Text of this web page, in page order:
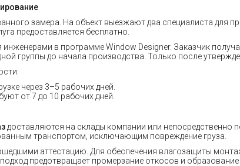
замера. На объект выезжают два специалиста для
предоставляется бесплатно.
в программе Window Designer. Заказчик
группы до начала производства. Только после
через 3–5 рабочих дней.
от 7 до 10 рабочих дней.
доставляются на склады компании или непосредственно
транспортом, исключающим повреждение груза.
аттестацию. Для обеспечения влагозащиты
предотвращает промерзание откосов и образование